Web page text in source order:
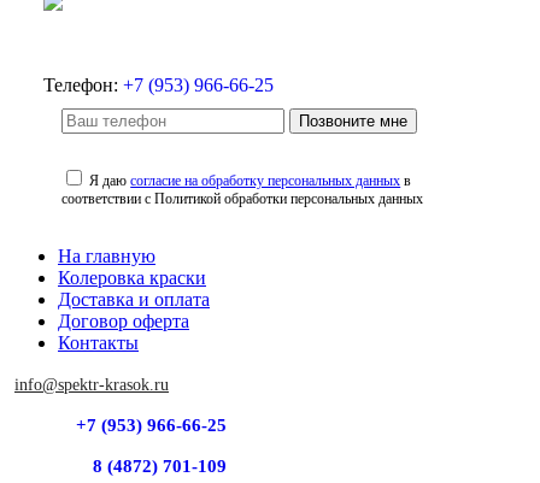
Телефон: +7 (953) 966-66-25
Позвоните мне
Я даюсогласие на обработку персональных данных в
соответствии с Политикой обработки персональных данных
На главную
Колеровка краски
Доставка и оплата
Договор оферта
Контакты
info@spektr-krasok.ru
+7 (953) 966-66-25
8 (4872) 701-109